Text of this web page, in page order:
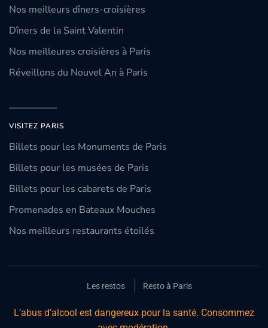
Nos meilleurs dîners-croisières
Dîners de la Saint Valentin
Nos meilleures croisières à Paris
Réveillons du Nouvel An à Paris
VISITEZ PARIS
Billets pour les Monuments de Paris
Billets pour les musées de Paris
Billets pour les cabarets de Paris
Promenades en Bateaux Mouches
Nos meilleurs restaurants étoilés
Les restos Resto à Paris
L’abus d’alcool est dangereux pour la santé. Consommez